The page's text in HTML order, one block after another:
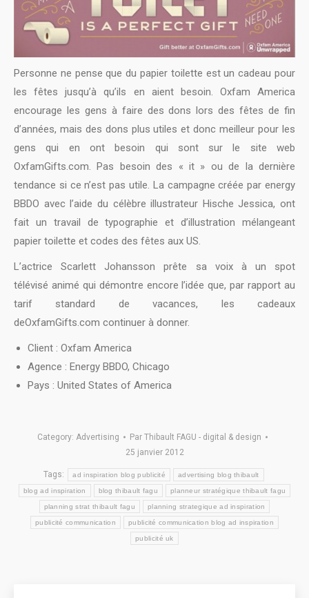
Personne ne pense que du papier toilette est un cadeau pour
les fêtes jusqu’à qu’ils en aient besoin. Oxfam America
encourage les gens à faire des dons lors des fêtes de fin
d’années, mais des dons plus utiles et donc meilleur pour les
gens qui en ont besoin qui sont sur le site web
OxfamGifts.com. Pas besoin des « it » ou de la dernière
tendance si ce n’est pas utile. La campagne créée par energy
BBDO avec l’aide du célèbre illustrateur Hische Jessica, ont
fait un travail de typographie et d’illustration mélangeant
papier toilette et codes des fêtes aux US.
L’actrice Scarlett Johansson prête sa voix à un spot
télévisé animé qui démontre encore l’idée que, par rapport au
tarif standard de vacances, les cadeaux
deOxfamGifts.com continuer à donner.
Client : Oxfam America
Agence : Energy BBDO, Chicago
Pays : United States of America
Category: Advertising Par Thibault FAGU - digital & design
25 janvier 2012
Tags: ad inspiration blog publicité advertising blog thibault
blog ad inspiration blog thibault fagu planneur stratégique thibault fagu
planning strat thibault fagu planning strategique ad inspiration
publicité communication publicité communication blog ad inspiration
publicité uk